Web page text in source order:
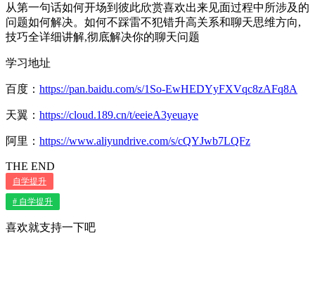
从第一句话如何开场到彼此欣赏喜欢出来见面过程中所涉及的
问题如何解决。如何不踩雷不犯错升高关系和聊天思维方向,
技巧全详细讲解,彻底解决你的聊天问题
学习地址
百度： https://pan.baidu.com/s/1So-EwHEDYyFXVqc8zAFq8A
天翼： https://cloud.189.cn/t/eeieA3yeuaye
阿里： https://www.aliyundrive.com/s/cQYJwb7LQFz
THE END
自学提升
# 自学提升
喜欢就支持一下吧